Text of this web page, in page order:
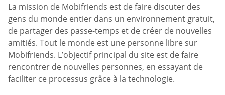
La mission de Mobifriends est de faire discuter des
gens du monde entier dans un environnement gratuit,
de partager des passe-temps et de créer de nouvelles
amitiés. Tout le monde est une personne libre sur
Mobifriends. L’objectif principal du site est de faire
rencontrer de nouvelles personnes, en essayant de
faciliter ce processus grâce à la technologie.